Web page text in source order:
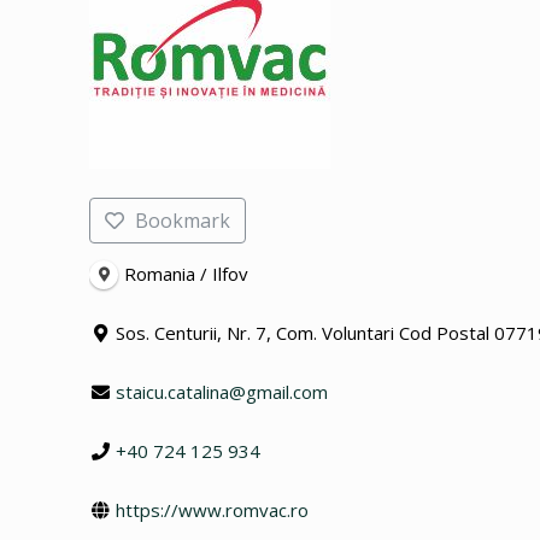
Bookmark
Romania / Ilfov
Sos. Centurii, Nr. 7, Com. Voluntari Cod Postal
staicu.catalina@gmail.com
+40 724 125 934
https://www.romvac.ro